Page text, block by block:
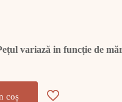
variază in funcție de
coș